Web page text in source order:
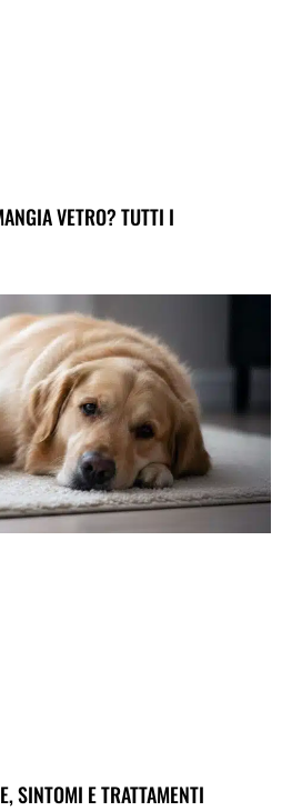
VETRO? TUTTI I
SINTOMI E TRATTAMENTI